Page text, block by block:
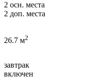
2 осн. места
2 доп. места
26.7 м2
завтрак
включен